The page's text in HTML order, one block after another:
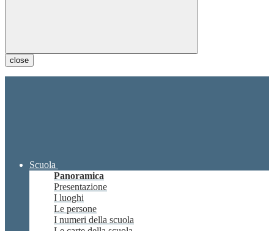
close
Scuola
Panoramica
Presentazione
I luoghi
Le persone
I numeri della scuola